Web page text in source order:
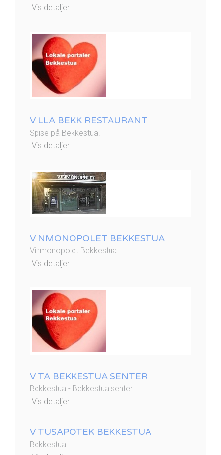
Vis detaljer
VILLA BEKK RESTAURANT
Spise på Bekkestua!
Vis detaljer
VINMONOPOLET BEKKESTUA
Vinmonopolet Bekkestua
Vis detaljer
VITA BEKKESTUA SENTER
Bekkestua - Bekkestua senter
Vis detaljer
VITUSAPOTEK BEKKESTUA
Bekkestua